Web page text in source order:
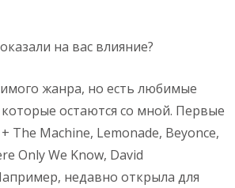
на вас влияние?
жанра, но есть любимые
остаются со мной. Первые
The Machine, Lemonade, Beyonce,
Only We Know, David
недавно открыла для